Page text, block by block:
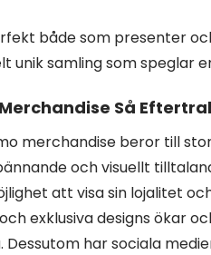
både som presenter
unik samling som speglar
Så
merchandise beror till
och visuellt
att visa sin lojalitet
exklusiva designs ökar
har sociala